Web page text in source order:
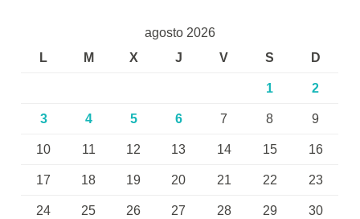
agosto 2026
L
M X J V S D
1 2
3 4 5 6 7 8 9
10 11 12 13 14 15 16
17 18 19 20 21 22 23
24 25 26 27 28 29 30